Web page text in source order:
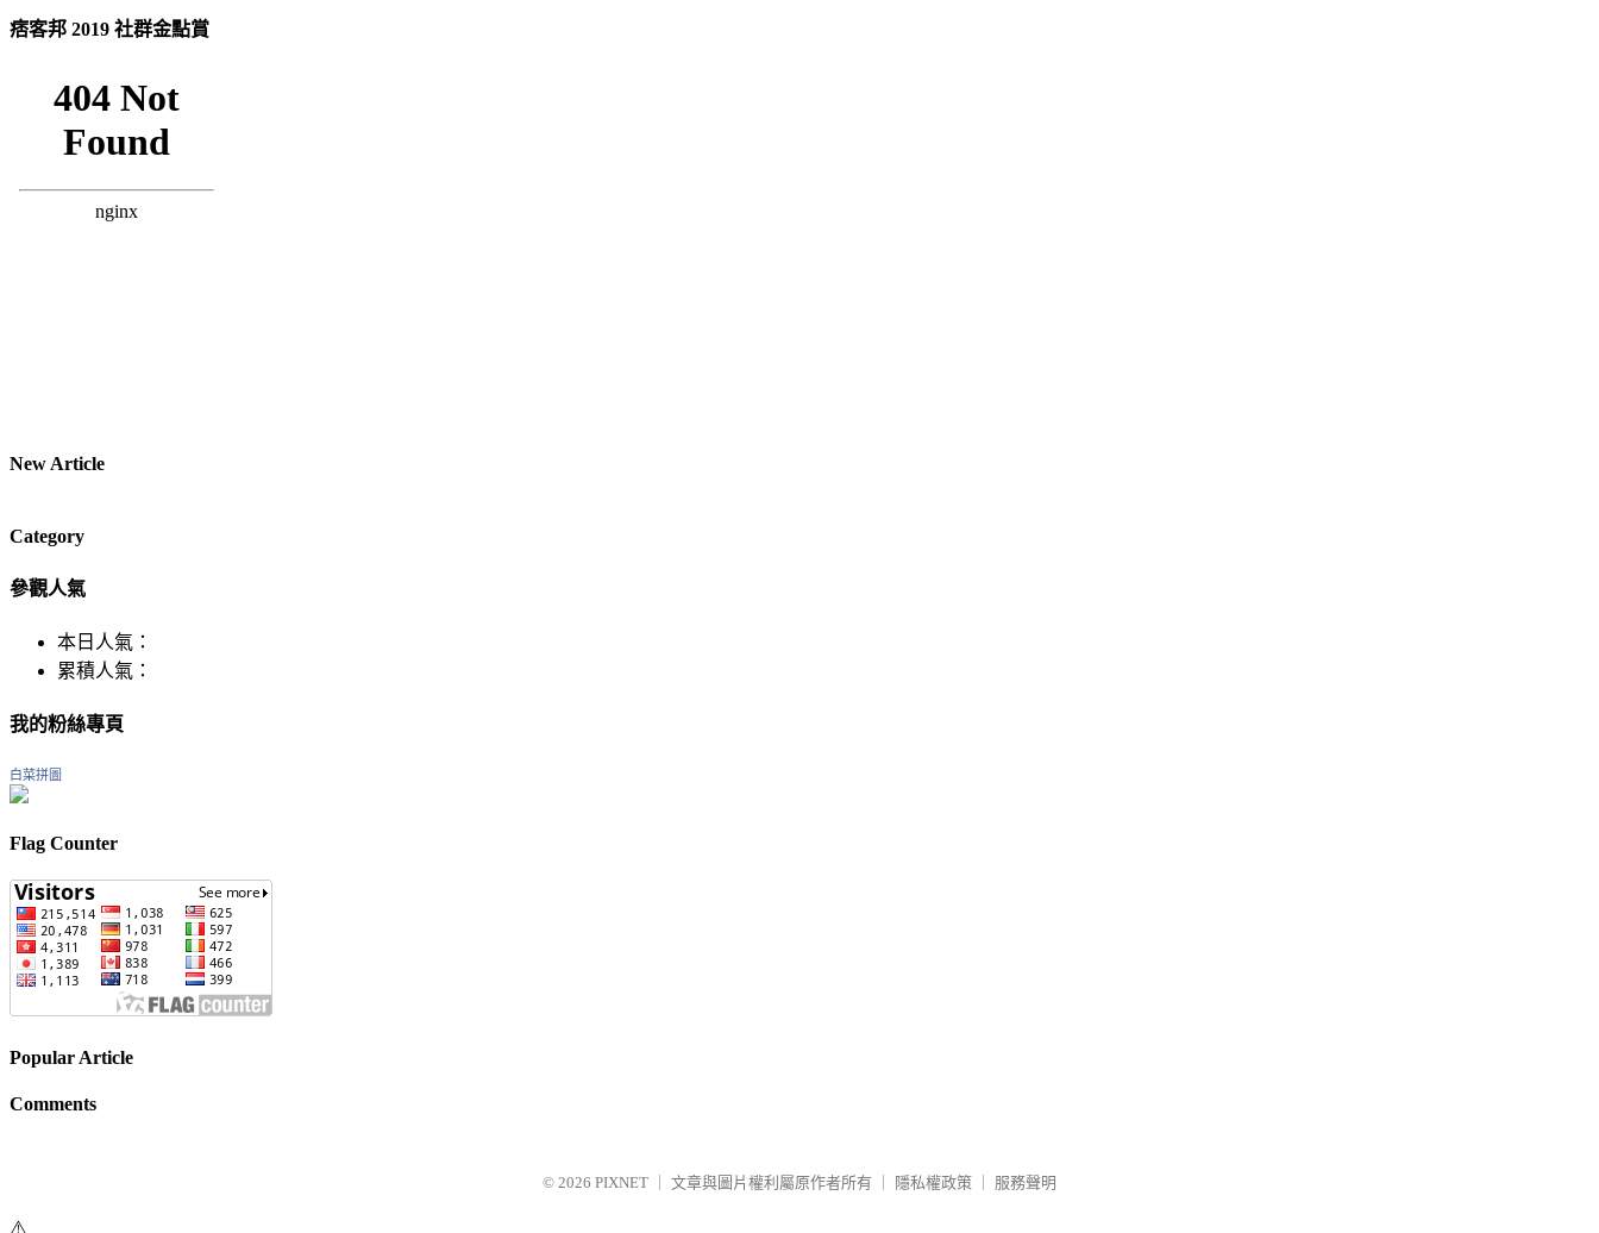
痞客邦 2019 社群金點賞
New Article
Category
參觀人氣
本日人氣：
累積人氣：
我的粉絲專頁
白菜拼圖
Flag Counter
Popular Article
Comments
© 2026 PIXNET 文章與圖片權利屬原作者所有 隱私權政策 服務聲明
⚠️